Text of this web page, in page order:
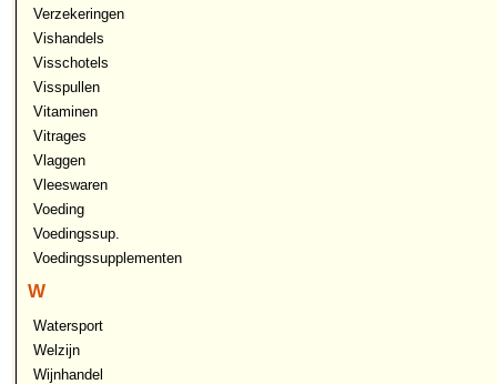
Verzekeringen
Vishandels
Visschotels
Visspullen
Vitaminen
Vitrages
Vlaggen
Vleeswaren
Voeding
Voedingssup.
Voedingssupplementen
W
Watersport
Welzijn
Wijnhandel